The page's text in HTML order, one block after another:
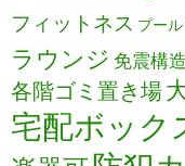
フィットネス プール
ラウンジ 免震構造
各階ゴミ置き場
宅配ボック